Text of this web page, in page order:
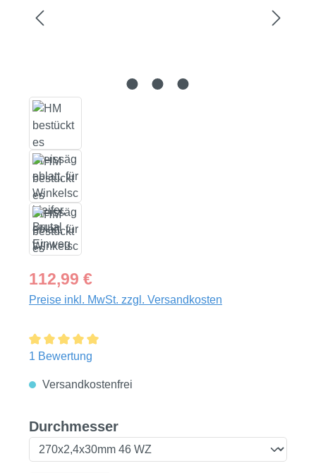
Regulärer Preis:
112,99 €
Preise inkl. MwSt. zzgl. Versandkosten
Durchschnittliche Bewertung von 5 von 5 Sternen
1 Bewertung
Versandkostenfrei
Durchmesserauswählen